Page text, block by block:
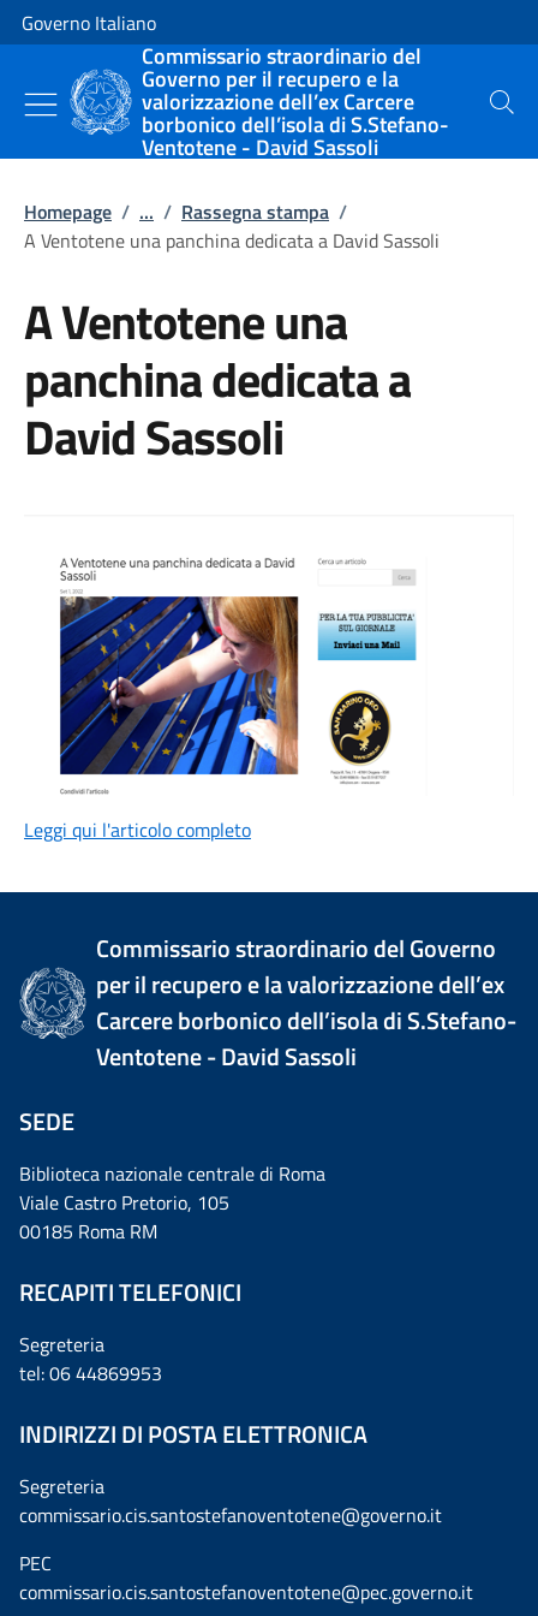
Vai al contenuto
Vai alla navigazione del sito
Governo Italiano
Commissario straordinario del
Governo per il recupero e la
valorizzazione dell’ex Carcere
borbonico dell’isola di S.Stefano-
Ventotene - David Sassoli
Cerca
Homepage / ... / Rassegna stampa /
A Ventotene una panchina dedicata a David Sassoli
A Ventotene una
panchina dedicata a
David Sassoli
Leggi qui l'articolo completo
Commissario straordinario del Governo
per il recupero e la valorizzazione dell’ex
Carcere borbonico dell’isola di S.Stefano-
Ventotene - David Sassoli
SEDE
Biblioteca nazionale centrale di Roma
Viale Castro Pretorio, 105
00185 Roma RM
RECAPITI TELEFONICI
Segreteria
tel: 06 44869953
INDIRIZZI DI POSTA ELETTRONICA
Segreteria
commissario.cis.santostefanoventotene@governo.it
PEC
commissario.cis.santostefanoventotene@pec.governo.it